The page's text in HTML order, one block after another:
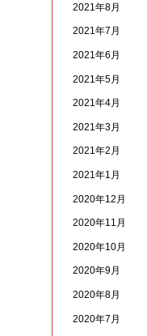
2021年8月
2021年7月
2021年6月
2021年5月
2021年4月
2021年3月
2021年2月
2021年1月
2020年12月
2020年11月
2020年10月
2020年9月
2020年8月
2020年7月